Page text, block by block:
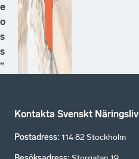
e
o
s
s
”
Kontakta Svenskt Näringsliv
Postadress: 114 82 Stockholm